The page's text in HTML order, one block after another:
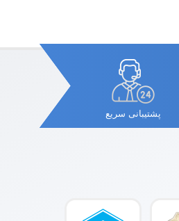
پشتیبانی سریع